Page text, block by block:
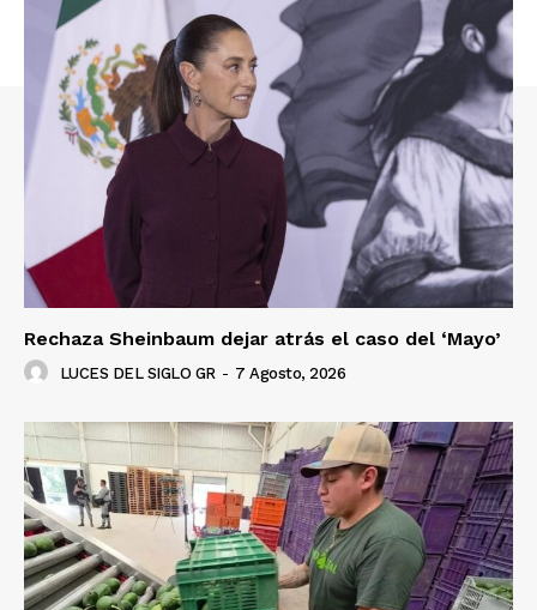
Rechaza Sheinbaum dejar atrás el caso del ‘Mayo’
LUCES DEL SIGLO GR - 7 Agosto, 2026